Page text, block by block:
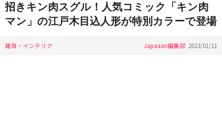
招きキン肉スグル！人気コミック「キン肉
マン」の江戸木目込人形が特別カラーで登場
雑貨・インテリア Japaaan編集部 2023/01/11